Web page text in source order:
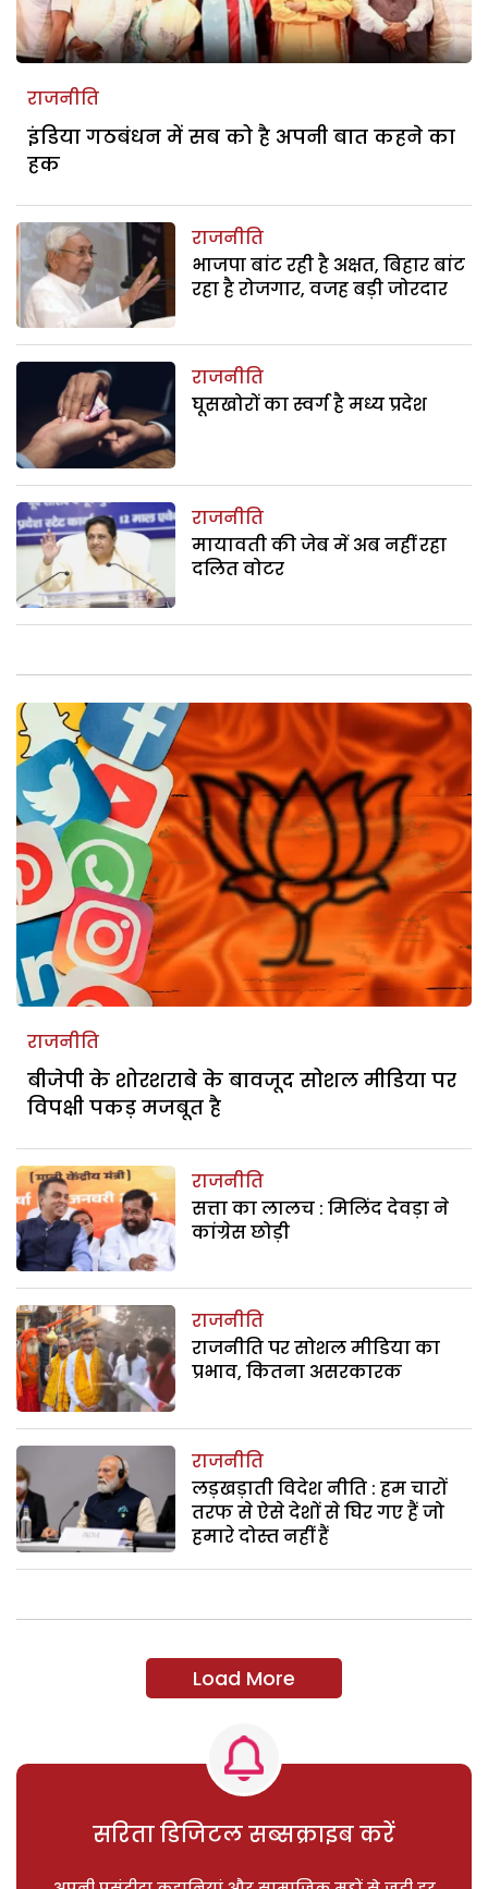
राजनीति
इंडिया गठबंधन में सब को है अपनी बात कहने का
हक
राजनीति
भाजपा बांट रही है अक्षत, बिहार बांट
रहा है रोजगार, वजह बड़ी जोरदार
राजनीति
घूसखोरों का स्वर्ग है मध्य प्रदेश
राजनीति
मायावती की जेब में अब नहीं रहा
दलित वोटर
राजनीति
बीजेपी के शोरशराबे के बावजूद सोशल मीडिया पर
विपक्षी पकड़ मजबूत है
राजनीति
सत्ता का लालच : मिलिंद देवड़ा ने
कांग्रेस छोड़ी
राजनीति
राजनीति पर सोशल मीडिया का
प्रभाव, कितना असरकारक
राजनीति
लड़खड़ाती विदेश नीति : हम चारों
तरफ से ऐसे देशों से घिर गए हैं जो
हमारे दोस्त नहीं हैं
Load More
सरिता डिजिटल सब्सक्राइब करें